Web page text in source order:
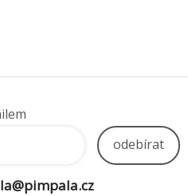
odebírat